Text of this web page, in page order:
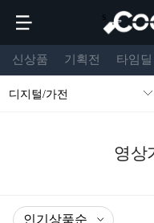
s
신상품 기획전 타임딜
디지털/가전
영상